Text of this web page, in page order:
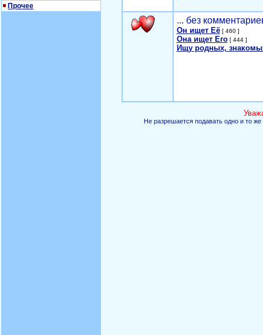
Прочее
... без
Он ищет Её[ 460 ]
Она ищет Его[ 444 ]
Ищу родных,
Не разрешается подавать одно и то